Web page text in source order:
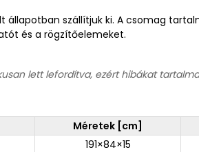
állapotban szállítjuk ki. A csomag
és a rögzítőelemeket.
lett lefordítva, ezért hibákat
Méretek [cm]
191×84×15